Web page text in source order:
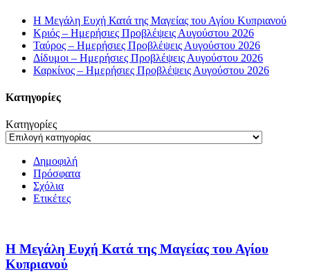
Η Μεγάλη Ευχή Κατά της Μαγείας του Αγίου Κυπριανού
Κριός – Ημερήσιες Προβλέψεις Αυγούστου 2026
Ταύρος – Ημερήσιες Προβλέψεις Αυγούστου 2026
Δίδυμοι – Ημερήσιες Προβλέψεις Αυγούστου 2026
Καρκίνος – Ημερήσιες Προβλέψεις Αυγούστου 2026
Kατηγορίες
Kατηγορίες
Δημοφιλή
Πρόσφατα
Σχόλια
Ετικέτες
Η Μεγάλη Ευχή Κατά της Μαγείας του Αγίου
Κυπριανού